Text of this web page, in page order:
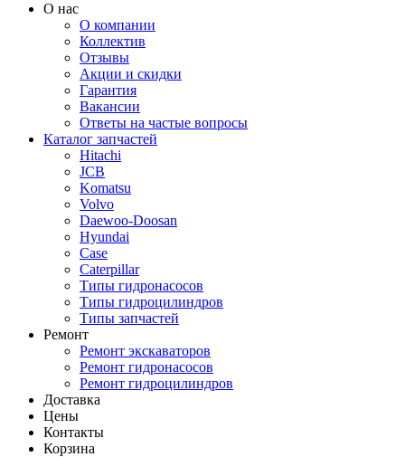
О нас
О компании
Коллектив
Отзывы
Акции и скидки
Гарантия
Вакансии
Ответы на частые вопросы
Каталог запчастей
Hitachi
JCB
Komatsu
Volvo
Daewoo-Doosan
Hyundai
Case
Caterpillar
Типы гидронасосов
Типы гидроцилиндров
Типы запчастей
Ремонт
Ремонт экскаваторов
Ремонт гидронасосов
Ремонт гидроцилиндров
Доставка
Цены
Контакты
Корзина